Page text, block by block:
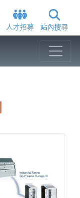
人才招募 站內搜尋